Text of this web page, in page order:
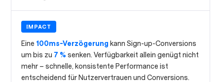
IMPACT
Eine 100ms-Verzögerung kann Sign-up-Conversions
um bis zu 7 % senken. Verfügbarkeit allein genügt nicht
mehr – schnelle, konsistente Performance ist
entscheidend für Nutzervertrauen und Conversions.